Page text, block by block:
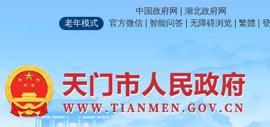
中国政府网 | 湖北政府网
老年模式
官方微信 | 智能问答 | 无障碍浏览 | 繁體 |